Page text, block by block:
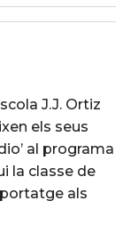
J.J. Ortiz
els seus
al programa
la classe de
als